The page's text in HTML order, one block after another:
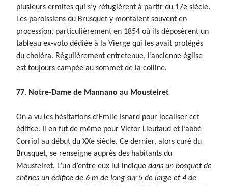
plusieurs ermites qui s’y réfugièrent à partir du 17e siècle.
Les paroissiens du Brusquet y montaient souvent en
procession, particulièrement en 1854 où ils déposèrent un
tableau ex-voto dédiée à la Vierge qui les avait protégés
du choléra. Régulièrement entretenue, l’ancienne église
est toujours campée au sommet de la colline.
77. Notre-Dame de Mannano au Mousteiret
On a vu les hésitations d’Emile Isnard pour localiser cet
édifice. Il en fut de même pour Victor Lieutaud et l’abbé
Corriol au début du XXe siècle. Ce dernier, alors curé du
Brusquet, se renseigne auprès des habitants du
Mousteiret. L’un d’entre eux lui indique dans un bosquet de
chênes un édifice de 6 m de long sur 5 de large et 4 de